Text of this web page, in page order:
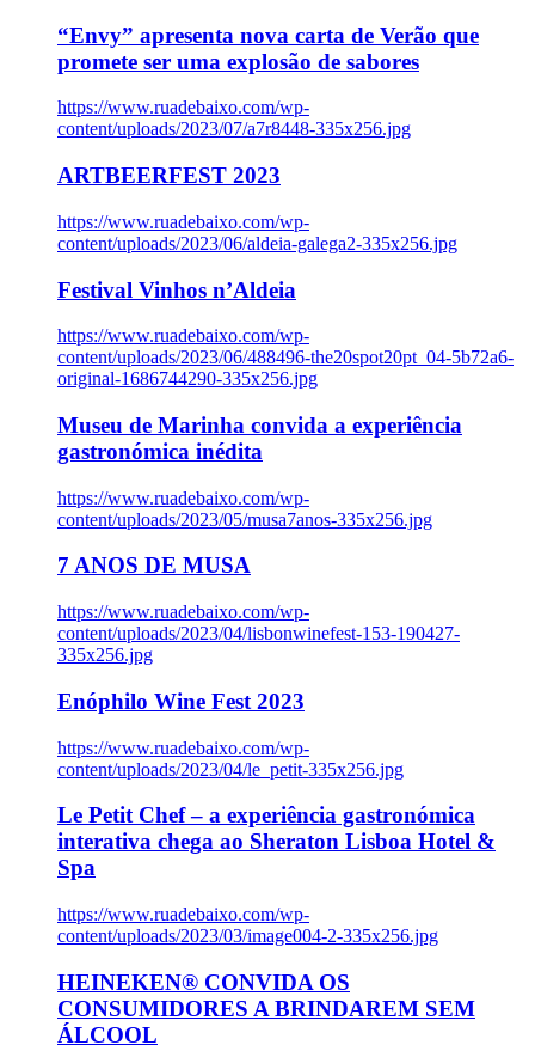
“Envy” apresenta nova carta de Verão que
promete ser uma explosão de sabores
https://www.ruadebaixo.com/wp-
content/uploads/2023/07/a7r8448-335x256.jpg
ARTBEERFEST 2023
https://www.ruadebaixo.com/wp-
content/uploads/2023/06/aldeia-galega2-335x256.jpg
Festival Vinhos n’Aldeia
https://www.ruadebaixo.com/wp-
content/uploads/2023/06/488496-the20spot20pt_04-5b72a6-
original-1686744290-335x256.jpg
Museu de Marinha convida a experiência
gastronómica inédita
https://www.ruadebaixo.com/wp-
content/uploads/2023/05/musa7anos-335x256.jpg
7 ANOS DE MUSA
https://www.ruadebaixo.com/wp-
content/uploads/2023/04/lisbonwinefest-153-190427-
335x256.jpg
Enóphilo Wine Fest 2023
https://www.ruadebaixo.com/wp-
content/uploads/2023/04/le_petit-335x256.jpg
Le Petit Chef – a experiência gastronómica
interativa chega ao Sheraton Lisboa Hotel &
Spa
https://www.ruadebaixo.com/wp-
content/uploads/2023/03/image004-2-335x256.jpg
HEINEKEN® CONVIDA OS
CONSUMIDORES A BRINDAREM SEM
ÁLCOOL